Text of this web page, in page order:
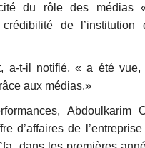
du rôle des médias
de l’institution
a-t-il notifié, « a été vue,
aux médias.»
Abdoulkarim
d’affaires de